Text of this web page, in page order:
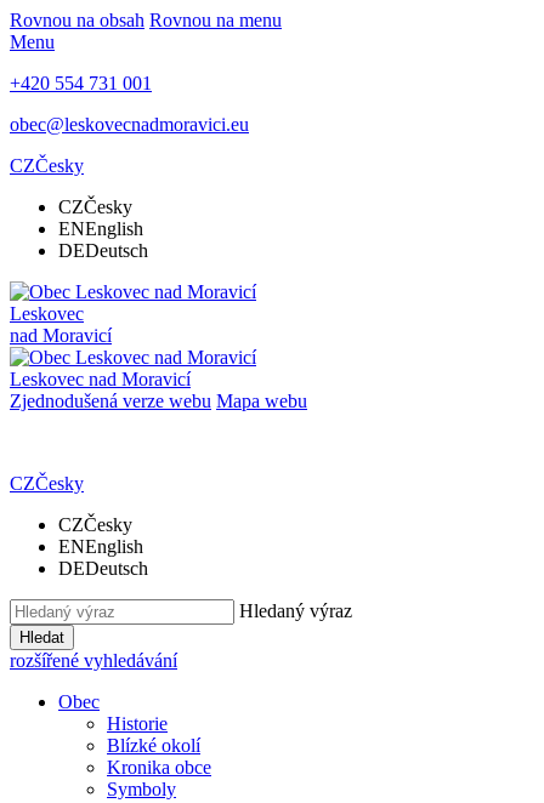
Rovnou na obsah Rovnou na menu
Menu
+420 554 731 001
obec@leskovecnadmoravici.eu
CZČesky
CZČesky
ENEnglish
DEDeutsch
Leskovec
nad Moravicí
Leskovec nad Moravicí
Zjednodušená verze webu Mapa webu
CZČesky
CZČesky
ENEnglish
DEDeutsch
Hledaný výraz
Hledat
rozšířené vyhledávání
Obec
Historie
Blízké okolí
Kronika obce
Symboly